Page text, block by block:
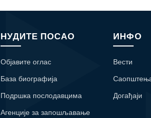
НУДИТЕ ПОСАО
Објавите оглас
База биографија
Подршка послодавцима
Агенције за запошљавање
ИНФО
Вести
Догађаји